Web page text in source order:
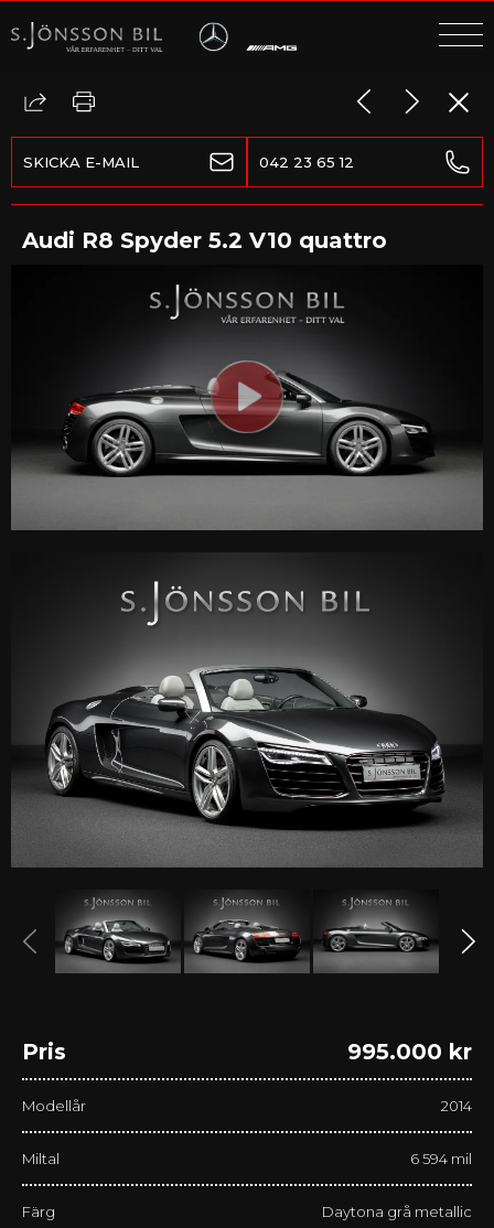
MENY
DÖLJ
SKICKA E-MAIL 042 23 65 12
Audi R8 Spyder 5.2 V10 quattro
Pris 995.000 kr
Modellår 2014
Miltal 6 594 mil
Färg Daytona grå metallic